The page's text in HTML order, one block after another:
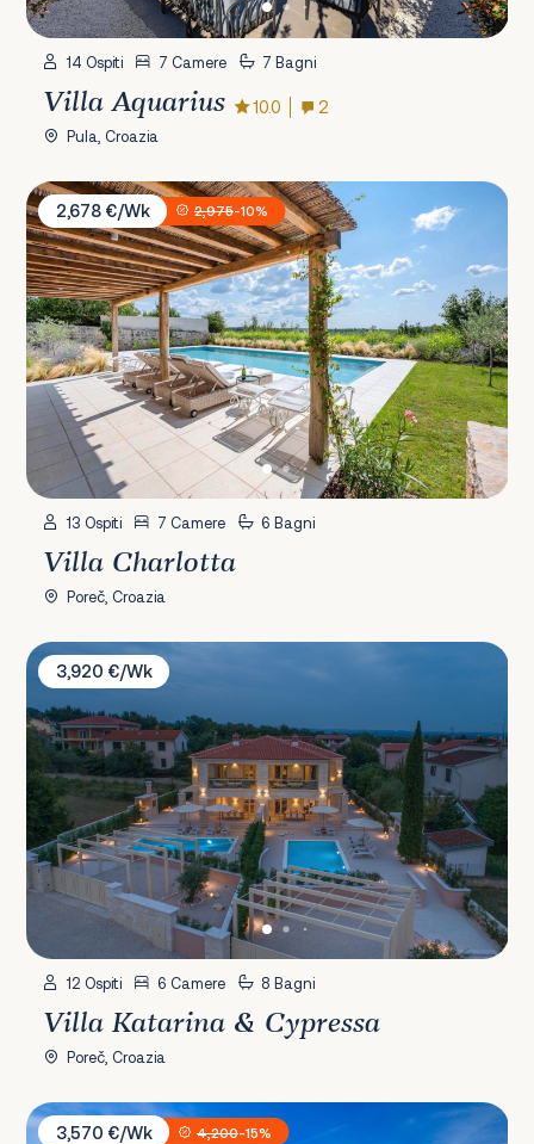
14 Ospiti 7 Camere 7 Bagni
Villa Aquarius 10.0 2
Pula, Croazia
Villa Charlotta
2,678 €/Wk
2,975-10%
13 Ospiti 7 Camere 6 Bagni
Villa Charlotta
Poreč, Croazia
Villa Katarina & Cypressa
3,920 €/Wk
12 Ospiti 6 Camere 8 Bagni
Villa Katarina & Cypressa
Poreč, Croazia
Villa Empress
3,570 €/Wk
4,200-15%